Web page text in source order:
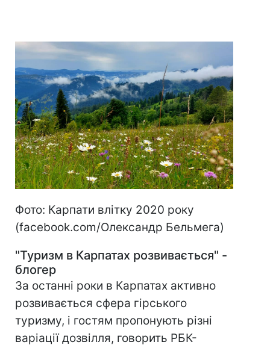
Фото: Карпати влітку 2020 року
(facebook.com/Олександр Бельмега)
"Туризм в Карпатах розвивається" -
блогер
За останні роки в Карпатах активно
розвивається сфера гірського
туризму, і гостям пропонують різні
варіації дозвілля, говорить РБК-